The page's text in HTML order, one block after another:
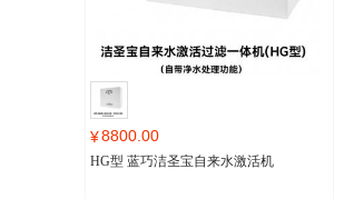
¥8800.00
HG型 蓝巧洁圣宝自来水激活机